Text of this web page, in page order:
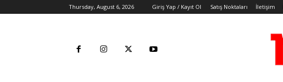
Thursday, August 6, 2026 Giriş Yap / Kayıt Ol Satış Noktaları İletişim